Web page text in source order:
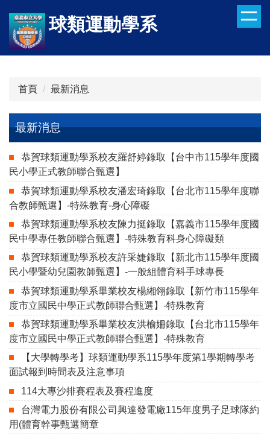
到
主
要
球類運動學系
首頁 最新消息
最新消息
恭賀球類運動學系校友羅舒婷錄取【台中市115學年度國
民小學正式教師聯合甄選】
恭賀球類運動學系校友潘宏琦錄取【台北市115學年度聯
合教師甄選】-特殊教育-身心障礙
恭賀球類運動學系校友陳力挺錄取【嘉義市115學年度國
民中學專任教師聯合甄選】-特殊教育科身心障礙類
恭賀球類運動學系校友許采婕錄取【新北市115學年度國
民小學暨幼兒園教師甄選】-一般組體育科手球專長
恭賀球類運動學系畢業校友楊緗翎錄取【新竹市115學年
度市立國民中學正式教師聯合甄選】-特殊教育
恭賀球類運動學系畢業校友洪榆姍錄取【台北市115學年
度市立國民中學正式教師聯合甄選】-特殊教育
【大學轉學考】球類運動學系115學年度第1學期轉學考
面試報到時間表及注意事項
114大專沙排賽程表及賽程進度
台灣電力股份有限公司興達發電廠115年度男子足球隊約
用(體育幹事甄選簡章